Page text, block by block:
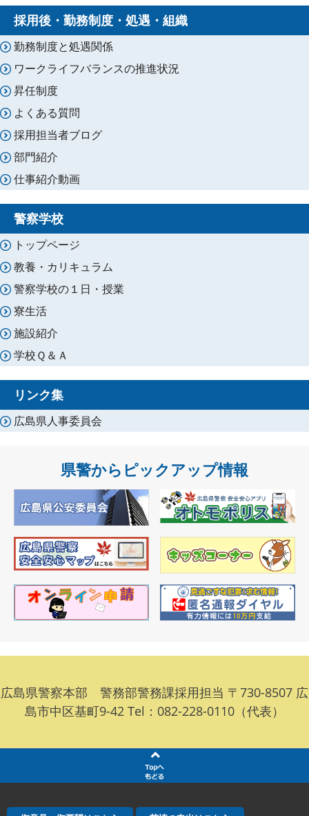
採用後・勤務制度・処遇・組織
勤務制度と処遇関係
ワークライフバランスの推進状況
昇任制度
よくある質問
採用担当者ブログ
部門紹介
仕事紹介動画
警察学校
トップページ
教養・カリキュラム
警察学校の１日・授業
寮生活
施設紹介
学校Ｑ＆Ａ
リンク集
広島県人事委員会
県警からピックアップ情報
広島県警察本部 警務部警務課採用担当 〒730-8507 広
島市中区基町9-42 Tel：082-228-0110（代表）